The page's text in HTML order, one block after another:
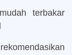
terbakar